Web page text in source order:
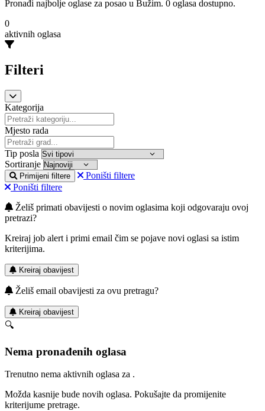
Pronađi najbolje oglase za posao u Bužim. 0 oglasa dostupno.
0
aktivnih oglasa
Filteri
Kategorija
Mjesto rada
Tip posla
Sortiranje
Primijeni filtere
Poništi filtere
Poništi filtere
Želiš primati obavijesti o novim oglasima koji odgovaraju ovoj
pretrazi?
Kreiraj job alert i primi email čim se pojave novi oglasi sa istim
kriterijima.
Kreiraj obavijest
Želiš email obavijesti za ovu pretragu?
Kreiraj obavijest
🔍
Nema pronađenih oglasa
Trenutno nema aktivnih oglasa za .
Možda kasnije bude novih oglasa. Pokušajte da promijenite
kriterijume pretrage.